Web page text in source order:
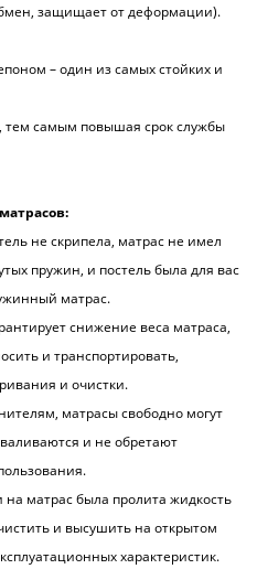
защищает от деформации).
– один из самых стойких и
тем самым повышая срок службы
не скрипела, матрас не имел
пружин, и постель была для вас
матрас.
снижение веса матраса,
и транспортировать,
и очистки.
матрасы свободно могут
и не обретают
на матрас была пролита жидкость
и высушить на открытом
характеристик.